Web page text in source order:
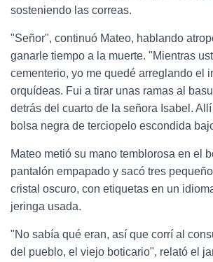
sosteniendo las correas.
"Señor", continuó Mateo, hablando
ganarle tiempo a la muerte. "Mientras
cementerio, yo me quedé arreglando el
orquídeas. Fui a tirar unas ramas al
detrás del cuarto de la señora Isabel.
bolsa negra de terciopelo escondida
Mateo metió su mano temblorosa en el
pantalón empapado y sacó tres
cristal oscuro, con etiquetas en un
jeringa usada.
"No sabía qué eran, así que corrí al
del pueblo, el viejo boticario", relató el